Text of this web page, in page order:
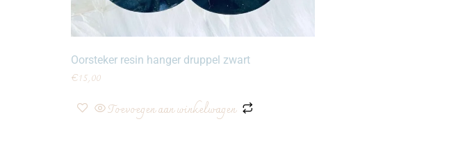
Oorsteker resin hanger druppel zwart
€15,00
Toevoegen aan winkelwagen